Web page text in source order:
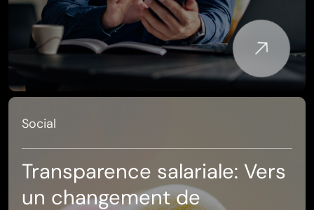
Social
Transparence salariale: Vers
un changement de